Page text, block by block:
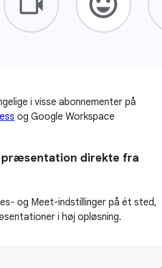
i visse abonnementer på
og Google Workspace
præsentation direkte fra
og Meet-indstillinger på ét sted,
i høj opløsning.